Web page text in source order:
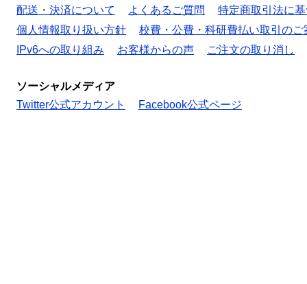
配送・決済について
よくあるご質問
特定商取引法に
個人情報取り扱い方針
校費・公費・科研費払い取引のご
IPv6への取り組み
お客様からの声 ご注文の取り消し
ソーシャルメディア
Twitter公式アカウント
Facebook公式ページ